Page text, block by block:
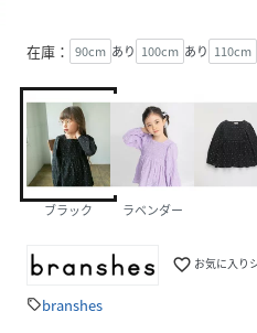
在庫： 90cm あり 100cm あり 110cm
ブラック ラベンダー
favorite_border お気に入り
sellbranshes